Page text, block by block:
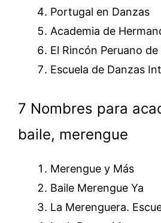
Portugal en Danzas
Academia de
El Rincón Peruano
Escuela de Danzas
7 Nombres para
baile, merengue
Merengue y Más
Baile Merengue Ya
La Merenguera.